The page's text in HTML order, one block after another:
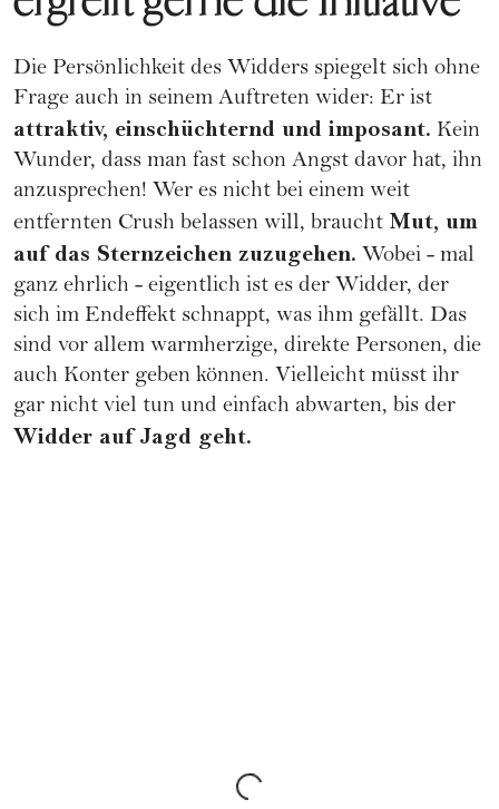
Die Persönlichkeit des Widders spiegelt sich ohne
Frage auch in seinem Auftreten wider: Er ist
attraktiv, einschüchternd und imposant. Kein
Wunder, dass man fast schon Angst davor hat, ihn
anzusprechen! Wer es nicht bei einem weit
entfernten Crush belassen will, braucht Mut, um
auf das Sternzeichen zuzugehen. Wobei - mal
ganz ehrlich - eigentlich ist es der Widder, der
sich im Endeffekt schnappt, was ihm gefällt. Das
sind vor allem warmherzige, direkte Personen, die
auch Konter geben können. Vielleicht müsst ihr
gar nicht viel tun und einfach abwarten, bis der
Widder auf Jagd geht.